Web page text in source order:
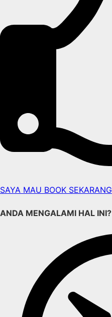
SAYA MAU BOOK SEKARANG
ANDA MENGALAMI HAL INI?